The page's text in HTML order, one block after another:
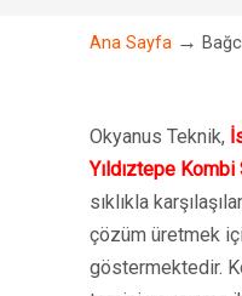
Ana Sayfa →
Okyanus Teknik,
Yıldıztepe
sıklıkla
çözüm üretmek
göstermektedir.